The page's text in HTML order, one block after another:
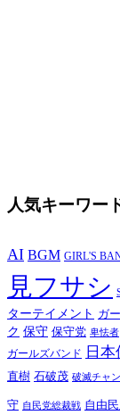
人気キーワー
AI BGM GIRL'S
見フサシ
ターテイメント ガ
ク 保守 保守党 卑怯者
ガールズバンド
日
直樹 石破茂 破滅チャ
守 自民党総裁戦 自由